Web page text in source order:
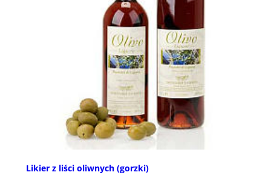
Likier z liści oliwnych (gorzki)